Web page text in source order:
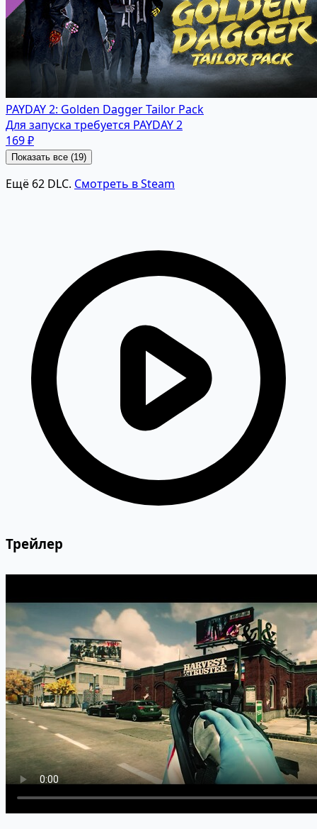
PAYDAY 2: Golden Dagger Tailor Pack
Для запуска требуется PAYDAY 2
169 ₽
Показать все (19)
Ещё 62 DLC. Смотреть в Steam
Трейлер